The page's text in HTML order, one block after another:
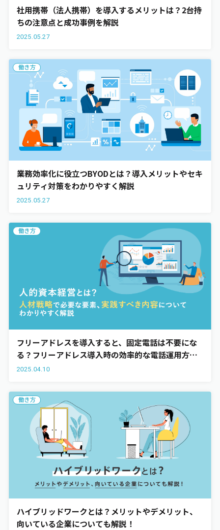
社用携帯（法人携帯）を導入するメリットは？2台持
ちの注意点と成功事例を解説
2025.05.27
働き方
業務効率化に役立つBYODとは？導入メリットやセキ
ュリティ対策をわかりやすく解説
2025.05.27
働き方
フリーアドレスを導入すると、固定電話は不要にな
る？フリーアドレス導入時の効率的な電話運用方法5
選も解説
2025.04.10
働き方
ハイブリッドワークとは？メリットやデメリット、
向いている企業についても解説！